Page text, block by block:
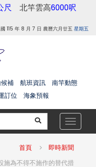
尺 北竿雲高6000呎
115 年 8 月 7 日 農曆六月廿五 星期五
補 航班資訊
南竿動態
訂位 海象預報
Toggle
首頁 即時新聞
施為不得不施作的替代措